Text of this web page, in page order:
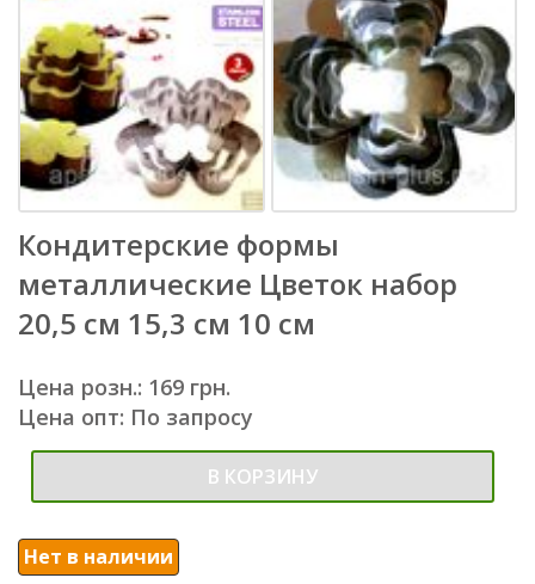
Кондитерские формы
металлические Цветок набор
20,5 см 15,3 см 10 см
Цена розн.: 169 грн.
Цена опт: По запросу
В КОРЗИНУ
Нет в наличии